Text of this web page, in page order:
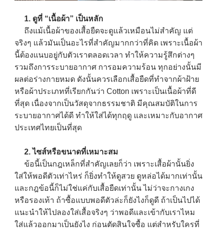
1. ดูที่ “เนื้อผ้า” เป็นหลัก
ถึงแม้เนื้อผ้าของเสื้อยืดจะดูแล้วเหมือนไม่สำคัญ แต่
จริงๆ แล้วมันเป็นอะไรที่สำคัญมากกว่าที่คิด เพราะเนื้อผ้า
นี้ต้องแนบอยู่กับตัวเราตลอดเวลา ทำให้ความรู้สึกต่างๆ
รวมถึงการระบายอากาศ การอมความร้อน ทุกอย่างนั้นมี
ผลต่อร่างกายหมด ดังนั้นควรเลือกเสื้อยืดที่ทำจากผ้าฝ้าย
หรือผ้าประเภทที่เรียกกันว่า Cotton เพราะเป็นเนื้อผ้าที่ดี
ที่สุด เนื่องจากเป็นวัสดุจากธรรมชาติ มีคุณสมบัติในการ
ระบายอากาศได้ดี ทำให้ใส่ได้ทุกฤดู และเหมาะกับอากาศ
ประเทศไทยเป็นที่สุด
2. ไซส์หรือขนาดที่เหมาะสม
ข้อนี้เป็นกฎเหล็กที่สำคัญเลยก็ว่า เพราะเสื้อผ้านั้นยิ่ง
ใส่ให้พอดีตัวเท่าไหร่ ก็ยิ่งทำให้ดูสวย ดูหล่อได้มากเท่านั้น
และกฎข้อนี้ก็ไม่ใช่แค่กับเสื้อยืดเท่านั้น ไม่ว่าจะกางเกง
หรือรองเท้า ถ้าซื้อแบบพอดีตัวล่ะก็ยังไงก็ดูดี ถ้าเป็นไปได้
แนะนำให้ไปลองใส่เสื้อจริงๆ ว่าพอดีและเข้ากับเราไหม
ใส่แล้วออกมาเป็นยังไง ก่อนตัดสินใจซื้อ แต่สำหรับใครที่